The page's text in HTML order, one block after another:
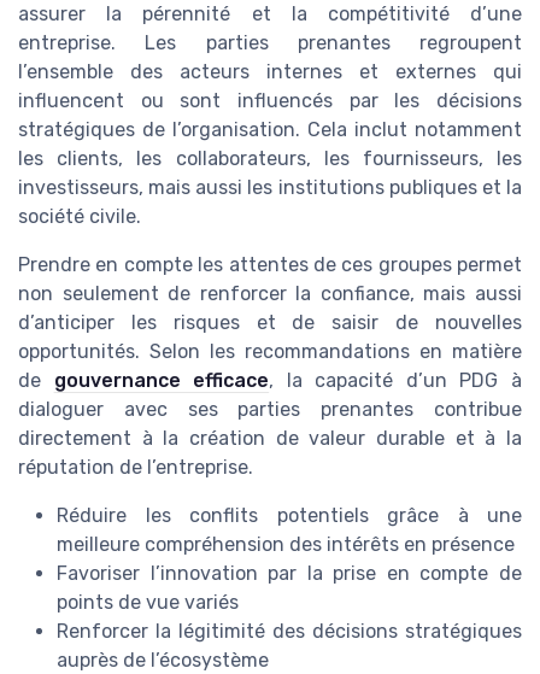
assurer la pérennité et la compétitivité d’une
entreprise. Les parties prenantes regroupent
l’ensemble des acteurs internes et externes qui
influencent ou sont influencés par les décisions
stratégiques de l’organisation. Cela inclut notamment
les clients, les collaborateurs, les fournisseurs, les
investisseurs, mais aussi les institutions publiques et la
société civile.
Prendre en compte les attentes de ces groupes permet
non seulement de renforcer la confiance, mais aussi
d’anticiper les risques et de saisir de nouvelles
opportunités. Selon les recommandations en matière
de gouvernance efficace, la capacité d’un PDG à
dialoguer avec ses parties prenantes contribue
directement à la création de valeur durable et à la
réputation de l’entreprise.
Réduire les conflits potentiels grâce à une
meilleure compréhension des intérêts en présence
Favoriser l’innovation par la prise en compte de
points de vue variés
Renforcer la légitimité des décisions stratégiques
auprès de l’écosystème